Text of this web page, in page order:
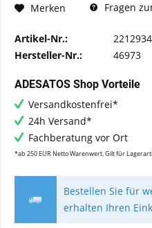
Merken
Fragen
Artikel-Nr.:
Hersteller-Nr.:
46973
ADESATOS Shop Vorteile
Versandkostenfrei*
24h Versand*
Fachberatung vor Ort
*ab 250 EUR Netto Warenwert. Gilt für
Bestellen Sie für
erhalten Ihren